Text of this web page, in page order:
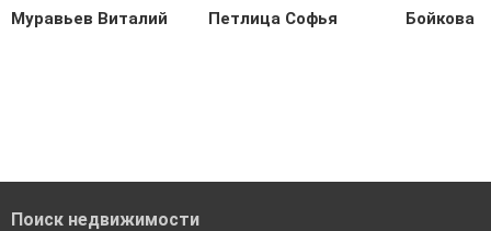
Муравьев Виталий Петлица Софья Бойкова
Поиск недвижимости